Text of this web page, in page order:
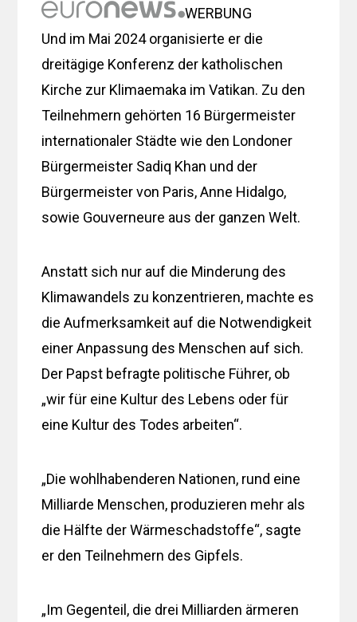
WERBUNG
Und im Mai 2024 organisierte er die
dreitägige Konferenz der katholischen
Kirche zur Klimaemaka im Vatikan. Zu den
Teilnehmern gehörten 16 Bürgermeister
internationaler Städte wie den Londoner
Bürgermeister Sadiq Khan und der
Bürgermeister von Paris, Anne Hidalgo,
sowie Gouverneure aus der ganzen Welt.
Anstatt sich nur auf die Minderung des
Klimawandels zu konzentrieren, machte es
die Aufmerksamkeit auf die Notwendigkeit
einer Anpassung des Menschen auf sich.
Der Papst befragte politische Führer, ob
„wir für eine Kultur des Lebens oder für
eine Kultur des Todes arbeiten“.
„Die wohlhabenderen Nationen, rund eine
Milliarde Menschen, produzieren mehr als
die Hälfte der Wärmeschadstoffe“, sagte
er den Teilnehmern des Gipfels.
„Im Gegenteil, die drei Milliarden ärmeren